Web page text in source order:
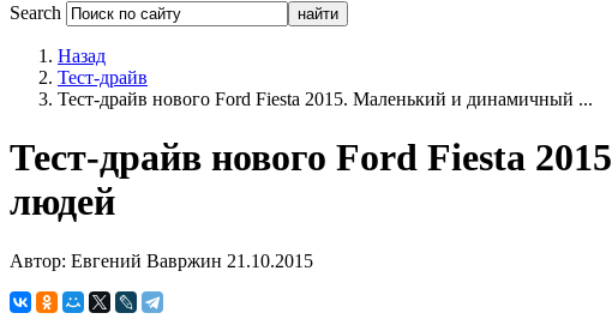
Search
Назад
Тест-драйв
Тест-драйв нового Ford Fiesta 2015. Маленький и динамичный ...
Тест-драйв нового Ford Fiesta
людей
Автор: Евгений Вавржин 21.10.2015